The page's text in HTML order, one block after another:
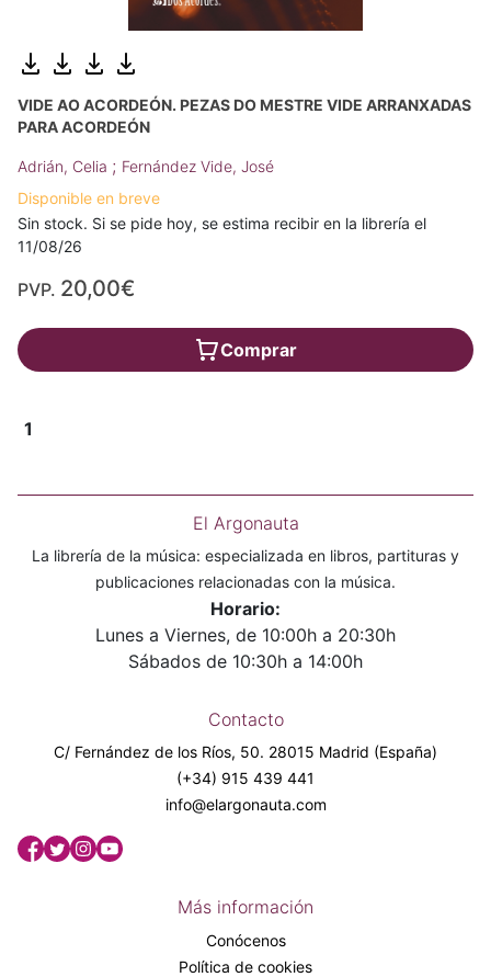
VIDE AO ACORDEÓN. PEZAS DO MESTRE VIDE ARRANXADAS
PARA ACORDEÓN
Adrián, Celia ; Fernández Vide, José
Disponible en breve
Sin stock. Si se pide hoy, se estima recibir en la librería el
11/08/26
PVP. 20,00€
Comprar
1
El Argonauta
La librería de la música: especializada en libros, partituras y
publicaciones relacionadas con la música.
Horario:
Lunes a Viernes, de 10:00h a 20:30h
Sábados de 10:30h a 14:00h
Contacto
C/ Fernández de los Ríos, 50. 28015 Madrid (España)
(+34) 915 439 441
info@elargonauta.com
Más información
Conócenos
Política de cookies